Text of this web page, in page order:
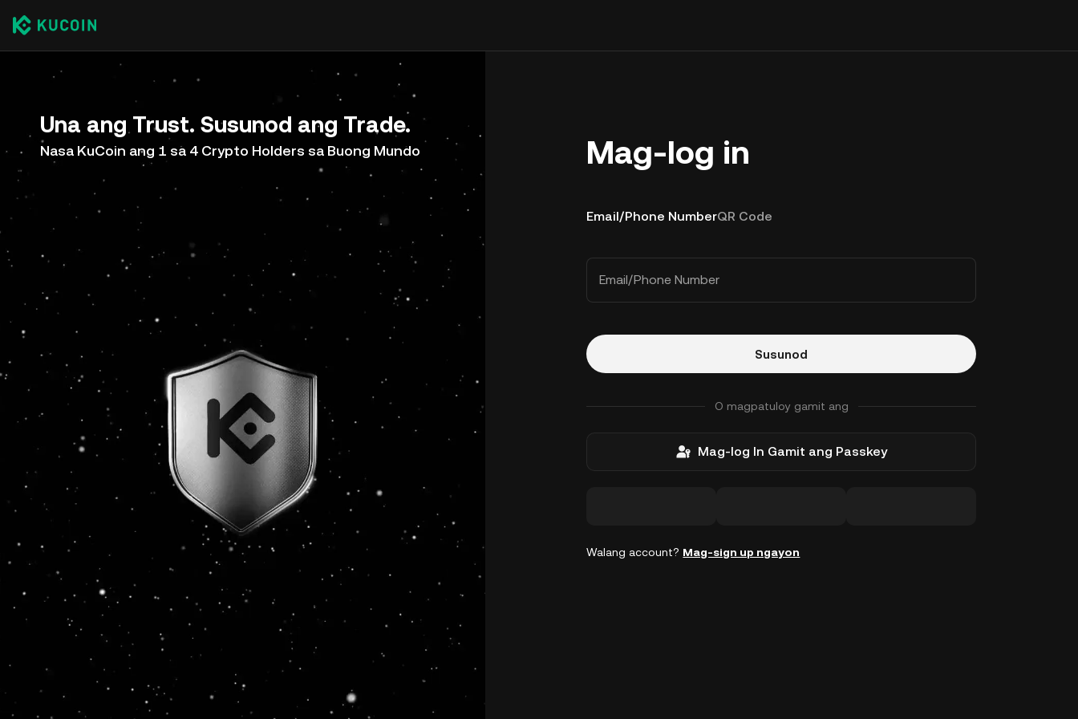
Una ang Trust. Susunod ang Trade.
Nasa KuCoin ang 1 sa 4 Crypto Holders sa Buong Mundo Mag-log in
Email/Phone NumberQR Code
Email/Phone Number
Susunod
O magpatuloy gamit ang
Mag-log In Gamit ang Passkey
Walang account? Mag-sign up ngayon